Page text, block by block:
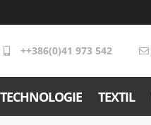
++386(0)41 973 542
TECHNOLOGIE TEXTIL